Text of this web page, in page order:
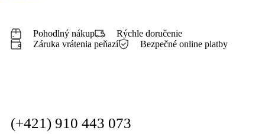
Pohodlný nákup
Rýchle doručenie
Záruka vrátenia peňazí
Bezpečné online platby
(+421) 910 443 073